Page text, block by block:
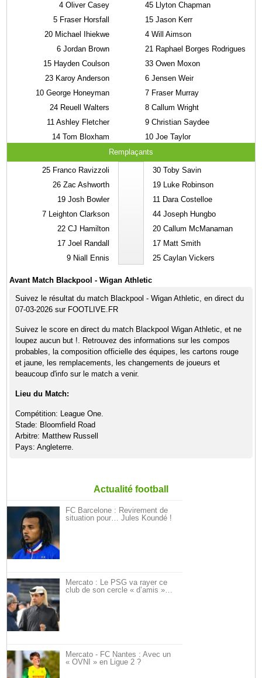
4 Oliver Casey
5 Fraser Horsfall
20 Michael Ihiekwe
6 Jordan Brown
15 Hayden Coulson
23 Karoy Anderson
10 George Honeyman
24 Reuell Walters
11 Ashley Fletcher
14 Tom Bloxham
45 Llyton Chapman
15 Jason Kerr
4 Will Aimson
21 Raphael Borges Rodrigues
33 Owen Moxon
6 Jensen Weir
7 Fraser Murray
8 Callum Wright
9 Christian Saydee
10 Joe Taylor
Remplaçants
25 Franco Ravizzoli
26 Zac Ashworth
19 Josh Bowler
7 Leighton Clarkson
22 CJ Hamilton
17 Joel Randall
9 Niall Ennis
30 Toby Savin
19 Luke Robinson
11 Dara Costelloe
44 Joseph Hungbo
20 Callum McManaman
17 Matt Smith
25 Caylan Vickers
Avant Match Blackpool - Wigan Athletic
Suivez le résultat du match Blackpool - Wigan Athletic, en direct du
07-03-2026 sur FOOTLIVE.FR
Suivez le score en direct du match Blackpool Wigan Athletic, et ne
loupez aucun but !. Retrouvez des informations sur les compos
probables, la composition officielle des équipes, les cartons rouge
et jaune, les remplacements, les changements de joueurs et
beaucoup d'info sur le match a venir.
Lieu du Match:
Compétition: League One.
Stade: Bloomfield Road
Arbitre: Matthew Russell
Pays: Angleterre.
Actualité football
FC Barcelone : Revirement de
situation pour… Jules Koundé !
Mercato : Le PSG va rayer ce
club de son cercle « d’amis »…
Mercato - FC Nantes : Avec un
« OVNI » en Ligue 2 ?